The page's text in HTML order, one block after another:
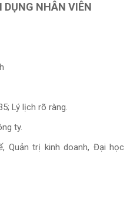
DỤNG NHÂN VIÊN
Lý lịch rõ ràng.
ty.
trị kinh doanh, Đại học